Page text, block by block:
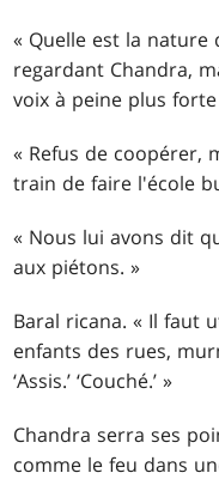
« Quelle est la nature
regardant Chandra,
voix à peine plus
« Refus de coopérer,
train de faire l'école
« Nous lui avons dit
aux piétons. »
Baral ricana. « Il faut
enfants des rues,
‘Assis.’ ‘Couché.’ »
Chandra serra ses
comme le feu dans